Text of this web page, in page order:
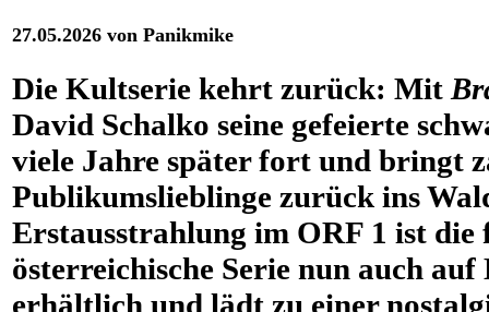
27.05.2026 von Panikmike
Die Kultserie kehrt zurück: Mit
David Schalko seine gefeierte
viele Jahre später fort und bringt
Publikumslieblinge zurück ins
Erstausstrahlung im ORF 1 ist die
österreichische Serie nun auch
erhältlich und lädt zu einer